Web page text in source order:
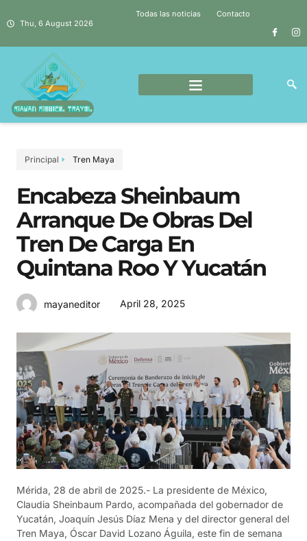
Thu, 6 August 2026
Todas las noticias Contacto
Principal Tren Maya
Encabeza Sheinbaum
Arranque De Obras Del
Tren De Carga En
Quintana Roo Y Yucatán
mayaneditor April 28, 2025
Mérida, 28 de abril de 2025.- La presidente de México,
Claudia Sheinbaum Pardo, acompañada del gobernador de
Yucatán, Joaquín Jesús Díaz Mena y del director general del
Tren Maya, Óscar David Lozano Águila, este fin de semana